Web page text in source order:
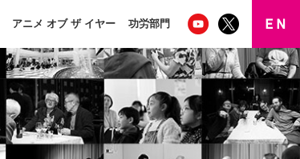
アニメ オブ ザ イヤー 功労部門